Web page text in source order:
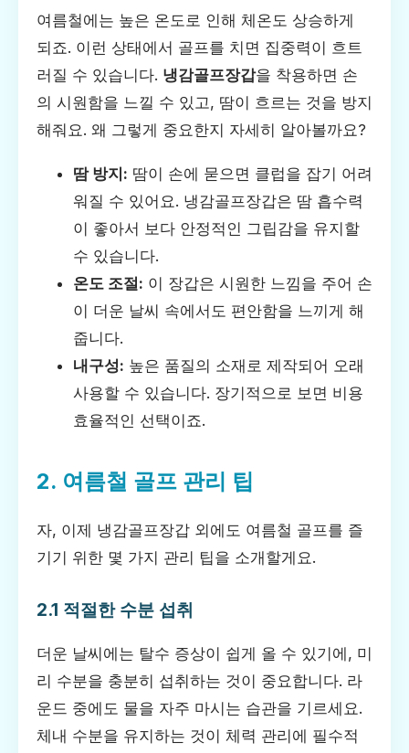
여름철에는 높은 온도로 인해 체온도 상승하게
되죠. 이런 상태에서 골프를 치면 집중력이 흐트
러질 수 있습니다. 냉감골프장갑을 착용하면 손
의 시원함을 느낄 수 있고, 땀이 흐르는 것을 방지
해줘요. 왜 그렇게 중요한지 자세히 알아볼까요?
땀 방지: 땀이 손에 묻으면 클럽을 잡기 어려
워질 수 있어요. 냉감골프장갑은 땀 흡수력
이 좋아서 보다 안정적인 그립감을 유지할
수 있습니다.
온도 조절: 이 장갑은 시원한 느낌을 주어 손
이 더운 날씨 속에서도 편안함을 느끼게 해
줍니다.
내구성: 높은 품질의 소재로 제작되어 오래
사용할 수 있습니다. 장기적으로 보면 비용
효율적인 선택이죠.
2. 여름철 골프 관리 팁
자, 이제 냉감골프장갑 외에도 여름철 골프를 즐
기기 위한 몇 가지 관리 팁을 소개할게요.
2.1 적절한 수분 섭취
더운 날씨에는 탈수 증상이 쉽게 올 수 있기에, 미
리 수분을 충분히 섭취하는 것이 중요합니다. 라
운드 중에도 물을 자주 마시는 습관을 기르세요.
체내 수분을 유지하는 것이 체력 관리에 필수적